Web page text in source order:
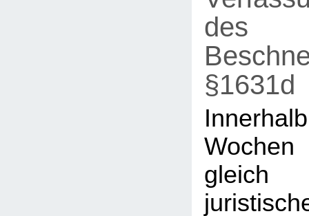
des
§1631d